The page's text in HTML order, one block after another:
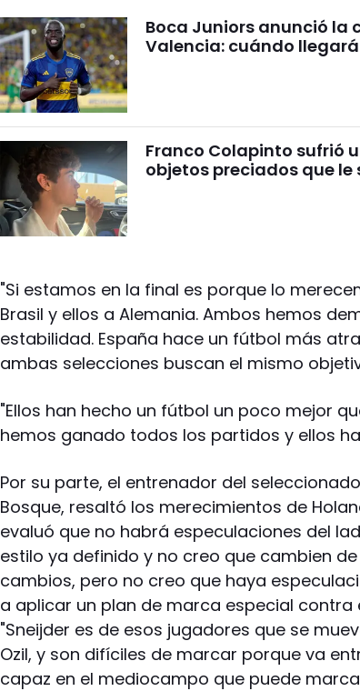
Boca Juniors anunció la
Valencia: cuándo
Franco Colapinto sufrió
objetos preciados que le
"Si estamos en la final es porque lo
Brasil y ellos a Alemania. Ambos hemos
estabilidad. España hace un fútbol más
ambas selecciones buscan el mismo
"Ellos han hecho un fútbol un poco mejor
hemos ganado todos los partidos y ellos
Por su parte, el entrenador del
Bosque, resaltó los merecimientos de
evaluó que no habrá especulaciones del
estilo ya definido y no creo que cambien
cambios, pero no creo que haya
a aplicar un plan de marca especial contra
"Sneijder es de esos jugadores que se
Ozil, y son difíciles de marcar porque va
capaz en el mediocampo que puede